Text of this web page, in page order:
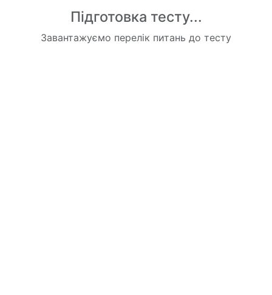
Підготовка тесту...
Завантажуємо перелік питань до тесту